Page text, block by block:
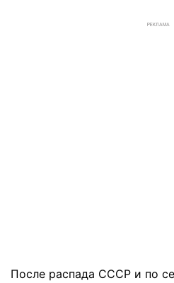
РЕКЛАМА
После распада СССР и по